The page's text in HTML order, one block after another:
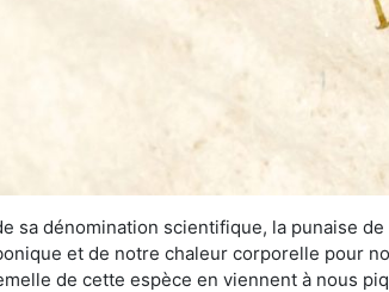
sa dénomination scientifique, la punaise
et de notre chaleur corporelle pour
de cette espèce en viennent à nous